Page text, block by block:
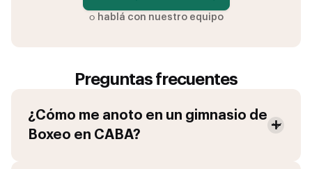
o hablá con nuestro equipo
Preguntas frecuentes
¿Cómo me anoto en un gimnasio de
Boxeo en CABA?